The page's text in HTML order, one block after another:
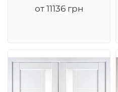
от 11136 грн